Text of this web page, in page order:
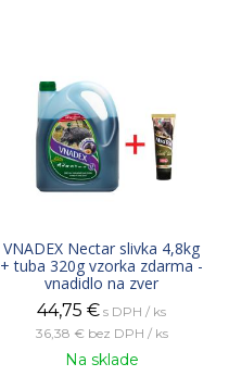
VNADEX Nectar slivka 4,8kg
+ tuba 320g vzorka zdarma -
vnadidlo na zver
44,75 € s DPH / ks
36,38 € bez DPH / ks
Na sklade